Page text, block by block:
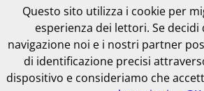
Questo sito utilizza i cookie per
esperienza dei lettori. Se
navigazione noi e i nostri partner
di identificazione precisi
dispositivo e consideriamo che